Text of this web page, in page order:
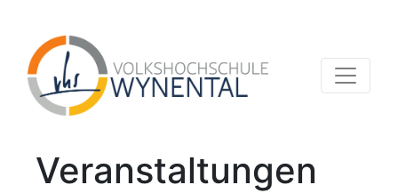
Veranstaltungen